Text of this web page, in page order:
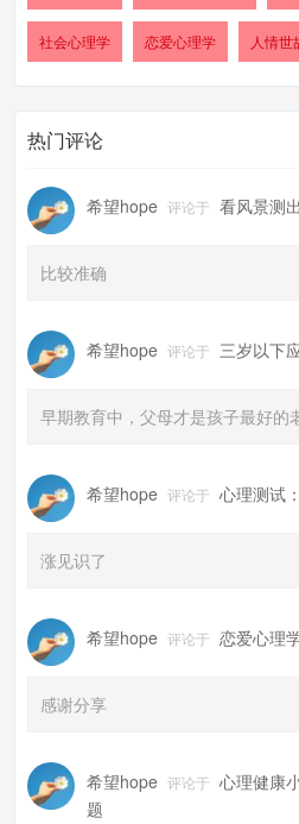
社会心理学 恋爱心理学 人情世
热门评论
希望hope 评论于 看风景测
比较准确
希望hope 评论于 三岁以下
早期教育中，父母才是孩子最好的
希望hope 评论于 心理测试
涨见识了
希望hope 评论于 恋爱心理
感谢分享
希望hope 评论于 心理健康
题